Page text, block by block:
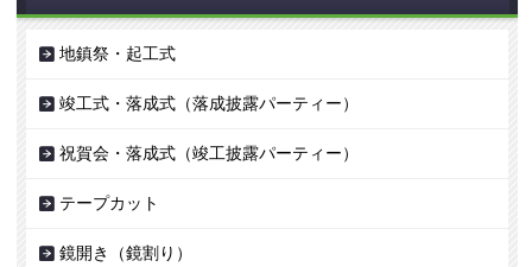
地鎮祭・起工式
竣工式・落成式（落成披露パーティー）
祝賀会・落成式（竣工披露パーティー）
テープカット
鏡開き（鏡割り）